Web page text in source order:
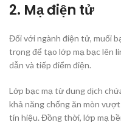
2. Mạ điện tử
Đối với ngành điện tử, muối
trọng để tạo lớp mạ bạc lên
dẫn và tiếp điểm điện.
Lớp bạc mạ từ dung dịch
khả năng chống ăn mòn
tín hiệu. Đồng thời, lớp mạ